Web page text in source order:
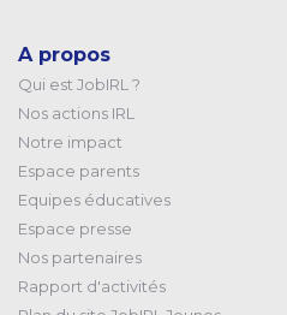
A propos
Qui est JobIRL ?
Nos actions IRL
Notre impact
Espace parents
Equipes éducatives
Espace presse
Nos partenaires
Rapport d'activités